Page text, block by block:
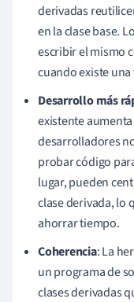
derivadas
en la clase base.
escribir el mismo
cuando existe
Desarrollo más
existente
desarrolladores
probar código
lugar, pueden
clase derivada, lo
ahorrar tiempo.
Coherencia: La
un programa de
clases derivadas